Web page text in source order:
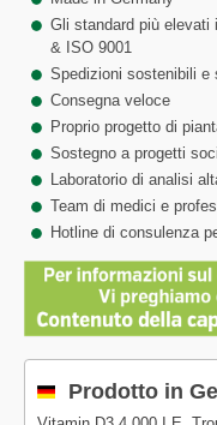
Gli standard più elevati
& ISO 9001
Spedizioni sostenibili e
Consegna veloce
Proprio progetto di
Sostegno a progetti
Laboratorio di analisi
Team di medici e
Hotline di consulenza
Prodotto in